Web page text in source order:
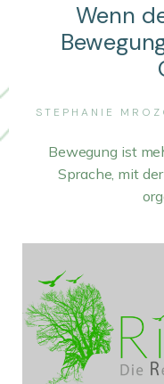
Wenn
STEPHANIE
Bewegung ist
Sprache, mit